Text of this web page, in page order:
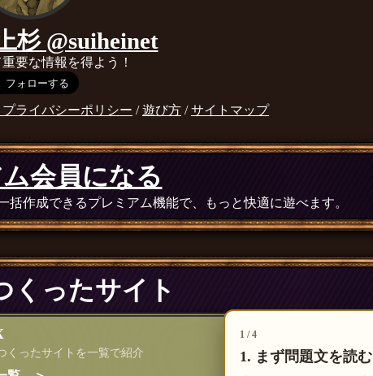
1 / 4
1. まず問題文を読む
杉 @suiheinet
要な情報を得よう！
ライバシーポリシー /遊び方 /サイトマップ
会員になる
作成できるプレミアム機能で、もっと快適に遊べます。
くったサイト
くったサイトを一覧で紹介